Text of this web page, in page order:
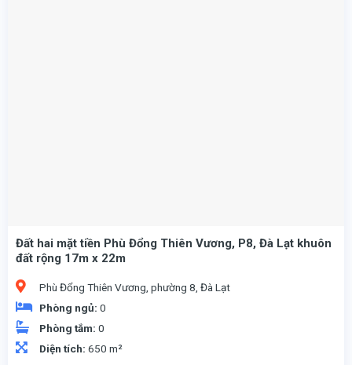
Đất hai mặt tiền Phù Đổng Thiên Vương, P8, Đà Lạt khuôn
đất rộng 17m x 22m
Phù Đổng Thiên Vương, phường 8, Đà Lạt
Phòng ngủ: 0
Phòng tắm: 0
Diện tích: 650 m²